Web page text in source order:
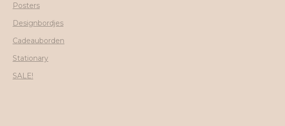
Posters
Designbordjes
Cadeauborden
Stationary
SALE!